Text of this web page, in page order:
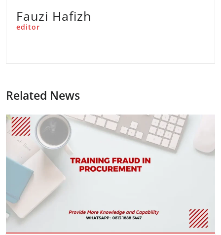
Fauzi Hafizh
editor
Related News